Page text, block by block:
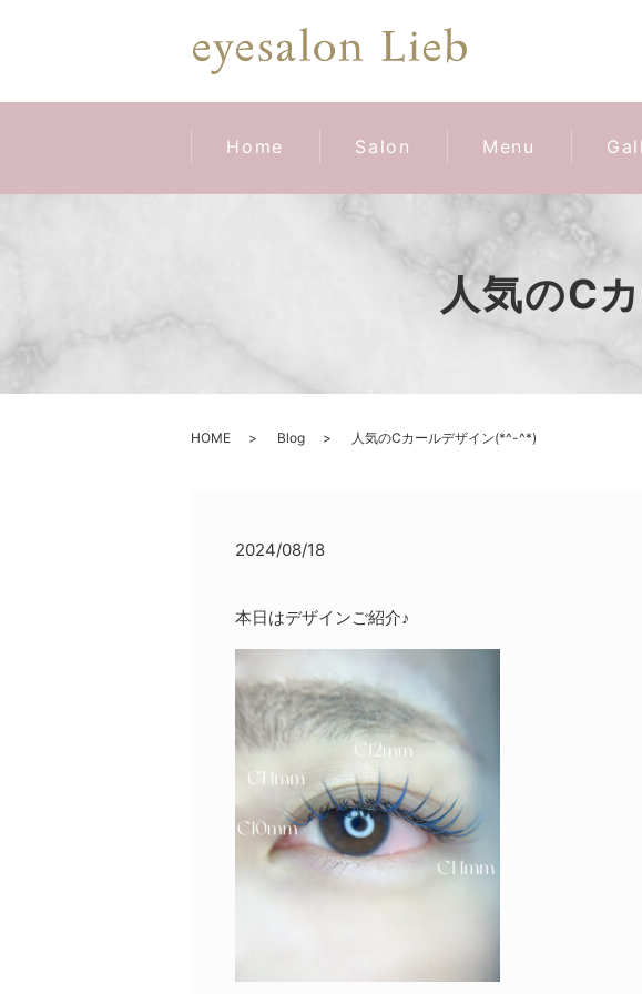
Home Salon Menu
人気のC
HOME Blog 人気のCカールデザイン(*^-^*)
2024/08/18
本日はデザインご紹介♪